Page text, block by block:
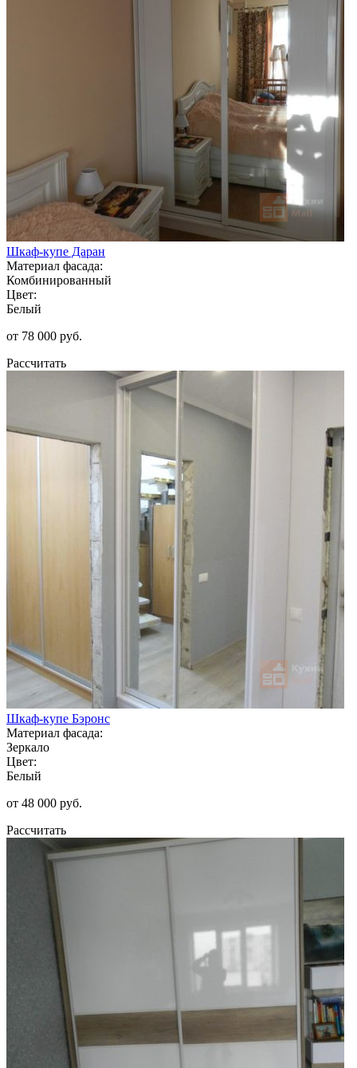
Шкаф-купе Даран
Материал фасада:
Комбинированный
Цвет:
Белый
от 78 000 руб.
Рассчитать
Шкаф-купе Бэронс
Материал фасада:
Зеркало
Цвет:
Белый
от 48 000 руб.
Рассчитать